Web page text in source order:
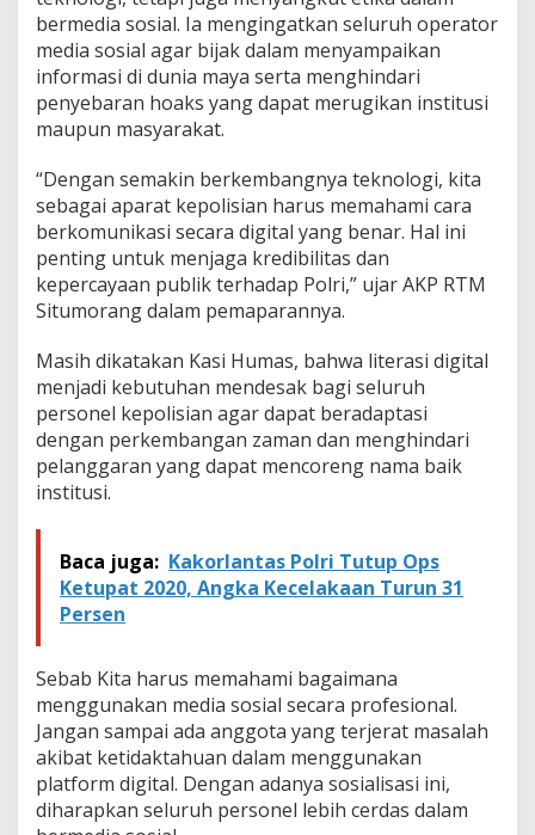
s
i
L
i
e
s
i
D
i
g
i
t
l
bermedia sosial. Ia mengingatkan seluruh operator
media sosial agar bijak dalam menyampaikan
informasi di dunia maya serta menghindari
penyebaran hoaks yang dapat merugikan institusi
maupun masyarakat.
“Dengan semakin berkembangnya teknologi, kita
sebagai aparat kepolisian harus memahami cara
berkomunikasi secara digital yang benar. Hal ini
penting untuk menjaga kredibilitas dan
kepercayaan publik terhadap Polri,” ujar AKP RTM
Situmorang dalam pemaparannya.
Masih dikatakan Kasi Humas, bahwa literasi digital
menjadi kebutuhan mendesak bagi seluruh
personel kepolisian agar dapat beradaptasi
dengan perkembangan zaman dan menghindari
pelanggaran yang dapat mencoreng nama baik
institusi.
Baca juga: Kakorlantas Polri Tutup Ops
Ketupat 2020, Angka Kecelakaan Turun 31
Persen
Sebab Kita harus memahami bagaimana
menggunakan media sosial secara profesional.
Jangan sampai ada anggota yang terjerat masalah
akibat ketidaktahuan dalam menggunakan
platform digital. Dengan adanya sosialisasi ini,
diharapkan seluruh personel lebih cerdas dalam